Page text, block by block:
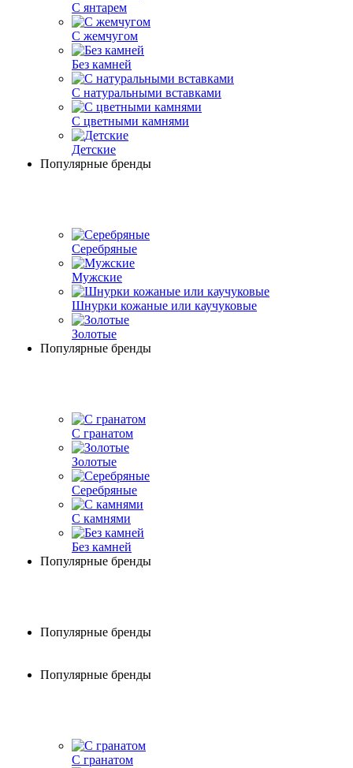
С янтарем
С жемчугом
Без камней
С натуральными вставками
С цветными камнями
Детские
Популярные бренды
Серебряные
Мужские
Шнурки кожаные или каучуковые
Золотые
Популярные бренды
С гранатом
Золотые
Серебряные
С камнями
Без камней
Популярные бренды
Популярные бренды
Популярные бренды
С гранатом